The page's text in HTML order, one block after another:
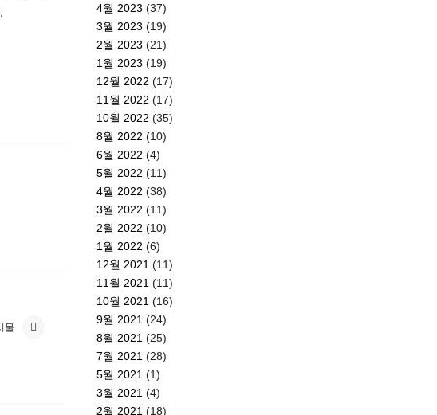
물
4월 2023 (37)
3월 2023 (19)
2월 2023 (21)
1월 2023 (19)
12월 2022 (17)
11월 2022 (17)
10월 2022 (35)
8월 2022 (10)
6월 2022 (4)
5월 2022 (11)
4월 2022 (38)
3월 2022 (11)
2월 2022 (10)
1월 2022 (6)
12월 2021 (11)
11월 2021 (11)
10월 2021 (16)
9월 2021 (24)
8월 2021 (25)
7월 2021 (28)
5월 2021 (1)
3월 2021 (4)
2월 2021 (18)